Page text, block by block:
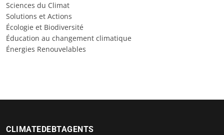
Sciences du Climat
Solutions et Actions
Écologie et Biodiversité
Éducation au changement climatique
Énergies Renouvelables
CLIMATEDEBTAGENTS